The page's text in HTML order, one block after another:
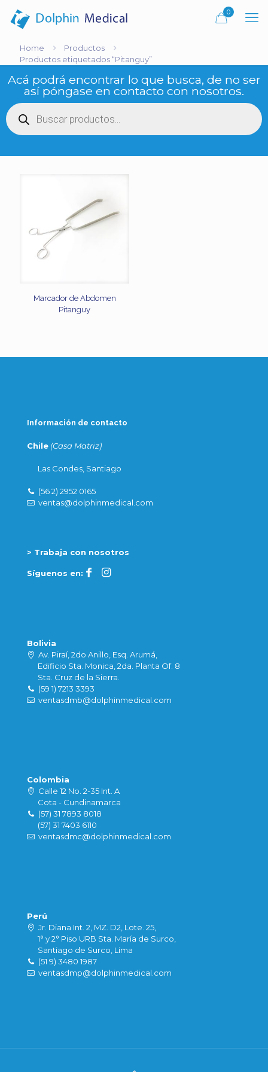
0
Home
Productos
Productos etiquetados “Pitanguy”
Acá podrá encontrar lo que busca, de no ser
así póngase en contacto con nosotros.
Búsqueda
de
productos
Marcador de Abdomen
Pitanguy
Información de contacto
Chile (Casa Matriz)
Las Condes, Santiago
(56 2) 2952 0165
ventas@dolphinmedical.com
> Trabaja con nosotros
Síguenos en:
Bolivia
Av. Piraí, 2do Anillo, Esq. Arumá,
Edificio Sta. Monica, 2da. Planta Of. 8
Sta. Cruz de la Sierra.
(59 1) 7213 3393
ventasdmb@dolphinmedical.com
Colombia
Calle 12 No. 2-35 Int. A
Cota - Cundinamarca
(57) 31 7893 8018
(57) 31 7403 6110
ventasdmc@dolphinmedical.com
Perú
Jr. Diana Int. 2, MZ. D2, Lote. 25,
1° y 2° Piso URB Sta. María de Surco,
Santiago de Surco, Lima
(51 9) 3480 1987
ventasdmp@dolphinmedical.com